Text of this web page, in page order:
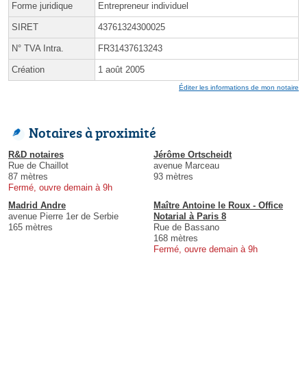
Forme juridique Entrepreneur individuel
SIRET 43761324300025
N° TVA Intra. FR31437613243
Création 1 août 2005
Éditer les informations de mon notaire
Notaires à proximité
R&D notaires
Rue de Chaillot
87 mètres
Fermé, ouvre demain à 9h
Jérôme Ortscheidt
avenue Marceau
93 mètres
Madrid Andre
avenue Pierre 1er de Serbie
165 mètres
Maître Antoine le Roux - Office
Notarial à Paris 8
Rue de Bassano
168 mètres
Fermé, ouvre demain à 9h